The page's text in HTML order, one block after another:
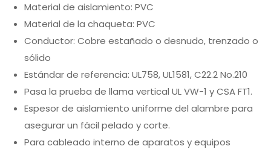
Material de aislamiento: PVC
Material de la chaqueta: PVC
Conductor: Cobre estañado o desnudo, trenzado o
sólido
Estándar de referencia: UL758, UL1581, C22.2 No.210
Pasa la prueba de llama vertical UL VW-1 y CSA FT1.
Espesor de aislamiento uniforme del alambre para
asegurar un fácil pelado y corte.
Para cableado interno de aparatos y equipos